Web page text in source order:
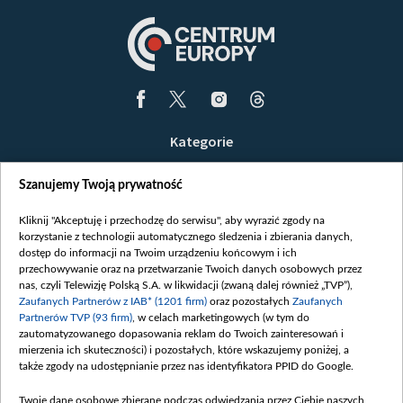
Kategorie
Opinie
Białoruś / Polska
Czytelnia
Centrum Europy
O nas
Kontakt
Informacje o nadawcy
Serwisy partnerskie
Szanujemy Twoją prywatność
Kliknij "Akceptuję i przechodzę do serwisu", aby wyrazić zgody na
korzystanie z technologii automatycznego śledzenia i zbierania danych,
dostęp do informacji na Twoim urządzeniu końcowym i ich
przechowywanie oraz na przetwarzanie Twoich danych osobowych przez
nas, czyli Telewizję Polską S.A. w likwidacji (zwaną dalej również „TVP”),
Zaufanych Partnerów z IAB* (1201 firm) oraz pozostałych Zaufanych
Partnerów TVP (93 firm) , w celach marketingowych (w tym do
zautomatyzowanego dopasowania reklam do Twoich zainteresowań i
mierzenia ich skuteczności) i pozostałych, które wskazujemy poniżej, a
także zgody na udostępnianie przez nas identyfikatora PPID do Google.
Twoje dane osobowe zbierane podczas odwiedzania przez Ciebie naszych